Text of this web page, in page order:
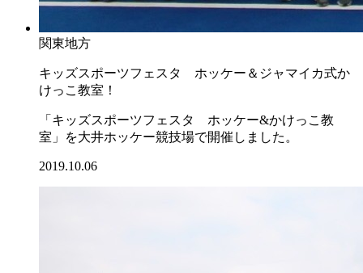
関東地方
キッズスポーツフェスタ ホッケー＆ジャマイカ式か
けっこ教室！
「キッズスポーツフェスタ ホッケー&かけっこ教
室」を大井ホッケー競技場で開催しました。
2019.10.06